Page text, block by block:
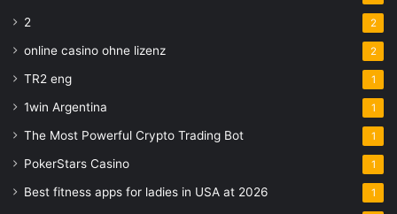
2 2
online casino ohne lizenz 2
TR2 eng 1
1win Argentina 1
The Most Powerful Crypto Trading Bot 1
PokerStars Casino 1
Best fitness apps for ladies in USA at 2026 1